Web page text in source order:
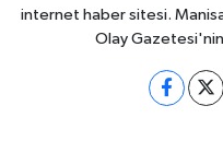
internet haber sitesi.
Olay